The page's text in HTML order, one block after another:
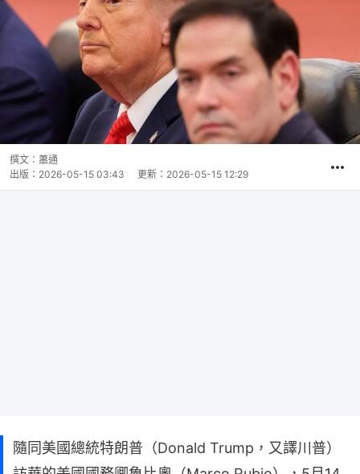
撰文： 蕭通
出版： 2026-05-15 03:43 更新： 2026-05-15 12:29
隨同美國總統特朗普（Donald Trump，又譯川普）